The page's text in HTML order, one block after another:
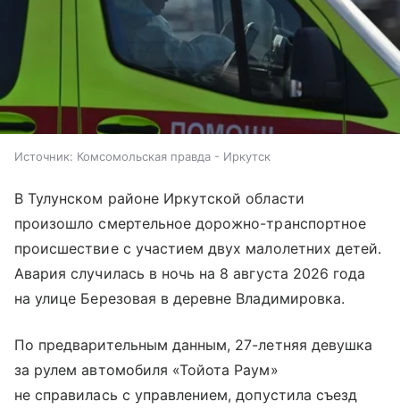
Источник: Комсомольская правда - Иркутск
В Тулунском районе Иркутской области
произошло смертельное дорожно-транспортное
происшествие с участием двух малолетних детей.
Авария случилась в ночь на 8 августа 2026 года
на улице Березовая в деревне Владимировка.
По предварительным данным, 27-летняя девушка
за рулем автомобиля «Тойота Раум»
не справилась с управлением, допустила съезд